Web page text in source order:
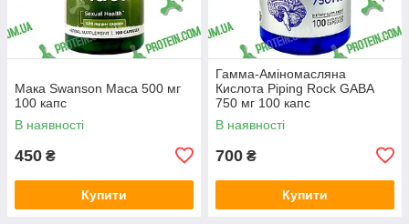
Мака Swanson Maca 500 мг
100 капс
В наявності
450 ₴
Купити
Гамма-Аміномасляна
Кислота Piping Rock GABA
750 мг 100 капс
В наявності
700 ₴
Купити